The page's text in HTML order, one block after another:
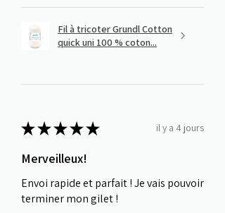
Fil à tricoter Grundl Cotton
quick uni 100 % coton...
★★★★★ il y a 4 jours
Merveilleux!
Envoi rapide et parfait ! Je vais pouvoir
terminer mon gilet !